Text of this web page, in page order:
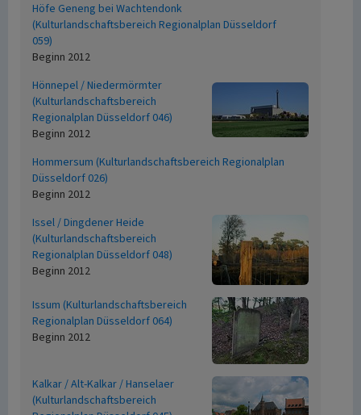
Höfe Geneng bei Wachtendonk
(Kulturlandschaftsbereich Regionalplan Düsseldorf
059)
Beginn 2012
Hönnepel / Niedermörmter
(Kulturlandschaftsbereich
Regionalplan Düsseldorf 046)
Beginn 2012
Hommersum (Kulturlandschaftsbereich Regionalplan
Düsseldorf 026)
Beginn 2012
Issel / Dingdener Heide
(Kulturlandschaftsbereich
Regionalplan Düsseldorf 048)
Beginn 2012
Issum (Kulturlandschaftsbereich
Regionalplan Düsseldorf 064)
Beginn 2012
Kalkar / Alt-Kalkar / Hanselaer
(Kulturlandschaftsbereich